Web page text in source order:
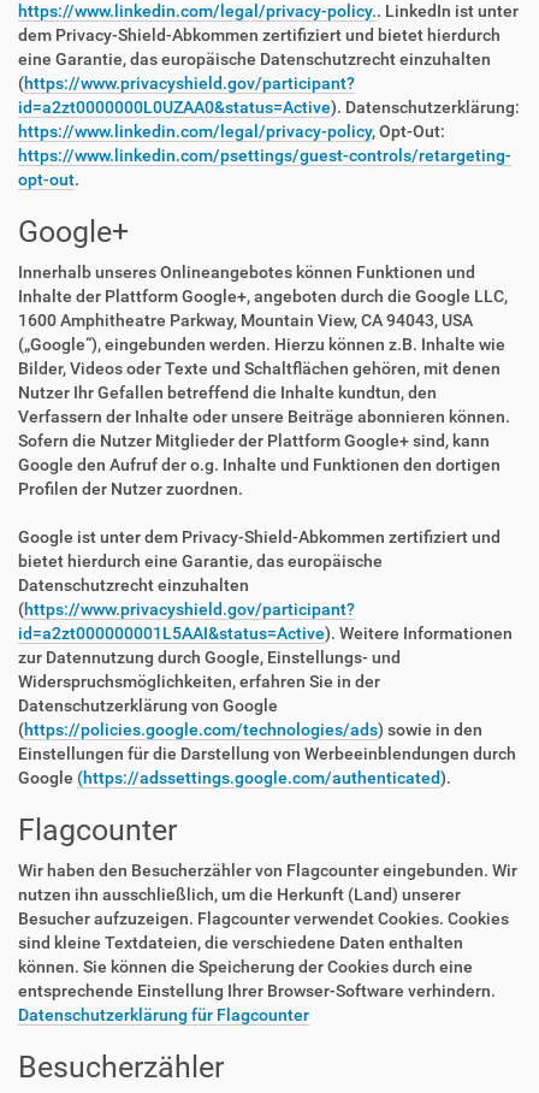
https://www.linkedin.com/legal/privacy-policy.. LinkedIn ist unter
dem Privacy-Shield-Abkommen zertifiziert und bietet hierdurch
eine Garantie, das europäische Datenschutzrecht einzuhalten
(https://www.privacyshield.gov/participant?
id=a2zt0000000L0UZAA0&status=Active). Datenschutzerklärung:
https://www.linkedin.com/legal/privacy-policy, Opt-Out:
https://www.linkedin.com/psettings/guest-controls/retargeting-
opt-out.
Google+
Innerhalb unseres Onlineangebotes können Funktionen und
Inhalte der Plattform Google+, angeboten durch die Google LLC,
1600 Amphitheatre Parkway, Mountain View, CA 94043, USA
(„Google“), eingebunden werden. Hierzu können z.B. Inhalte wie
Bilder, Videos oder Texte und Schaltflächen gehören, mit denen
Nutzer Ihr Gefallen betreffend die Inhalte kundtun, den
Verfassern der Inhalte oder unsere Beiträge abonnieren können.
Sofern die Nutzer Mitglieder der Plattform Google+ sind, kann
Google den Aufruf der o.g. Inhalte und Funktionen den dortigen
Profilen der Nutzer zuordnen.
Google ist unter dem Privacy-Shield-Abkommen zertifiziert und
bietet hierdurch eine Garantie, das europäische
Datenschutzrecht einzuhalten
(https://www.privacyshield.gov/participant?
id=a2zt000000001L5AAI&status=Active). Weitere Informationen
zur Datennutzung durch Google, Einstellungs- und
Widerspruchsmöglichkeiten, erfahren Sie in der
Datenschutzerklärung von Google
(https://policies.google.com/technologies/ads) sowie in den
Einstellungen für die Darstellung von Werbeeinblendungen durch
Google (https://adssettings.google.com/authenticated).
Flagcounter
Wir haben den Besucherzähler von Flagcounter eingebunden. Wir
nutzen ihn ausschließlich, um die Herkunft (Land) unserer
Besucher aufzuzeigen. Flagcounter verwendet Cookies. Cookies
sind kleine Textdateien, die verschiedene Daten enthalten
können. Sie können die Speicherung der Cookies durch eine
entsprechende Einstellung Ihrer Browser-Software verhindern.
Datenschutzerklärung für Flagcounter
Besucherzähler